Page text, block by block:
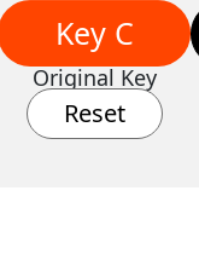
Key C
Original Key
Reset